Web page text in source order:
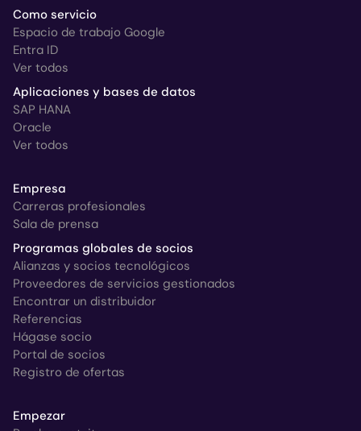
Como servicio
Espacio de trabajo Google
Entra ID
Ver todos
Aplicaciones y bases de datos
SAP HANA
Oracle
Ver todos
Empresa
Carreras profesionales
Sala de prensa
Programas globales de socios
Alianzas y socios tecnológicos
Proveedores de servicios gestionados
Encontrar un distribuidor
Referencias
Hágase socio
Portal de socios
Registro de ofertas
Empezar